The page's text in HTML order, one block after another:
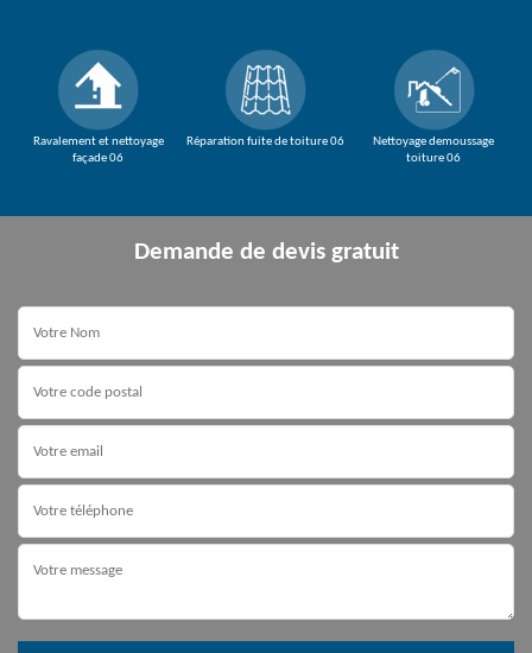
Ravalement et nettoyage
façade 06
Réparation fuite de toiture 06
Nettoyage demoussage
toiture 06
Demande de devis gratuit